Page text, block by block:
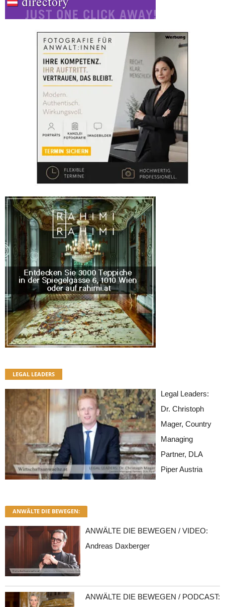
LEGAL LEADERS
Legal Leaders:
Dr. Christoph
Mager, Country
Managing
Partner, DLA
Piper Austria
ANWÄLTE DIE BEWEGEN:
ANWÄLTE DIE BEWEGEN / VIDEO:
Andreas Daxberger
ANWÄLTE DIE BEWEGEN / PODCAST: